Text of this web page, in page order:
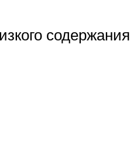
содержания